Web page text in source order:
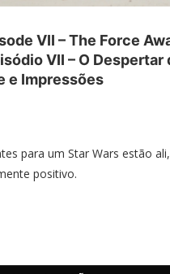
VII – The Force
VII – O Despertar
e Impressões
para um Star Wars estão
positivo.